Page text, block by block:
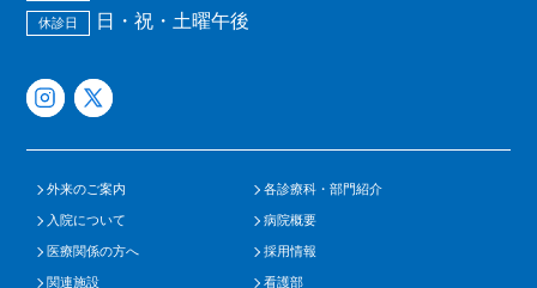
休診日 日・祝・土曜午後
外来のご案内
各診療科・部門紹介
入院について
病院概要
医療関係の方へ
採用情報
関連施設
看護部